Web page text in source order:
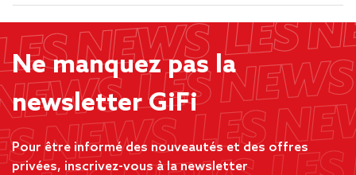
Ne manquez pas la
newsletter GiFi
Pour être informé des nouveautés et des offres
privées, inscrivez-vous à la newsletter